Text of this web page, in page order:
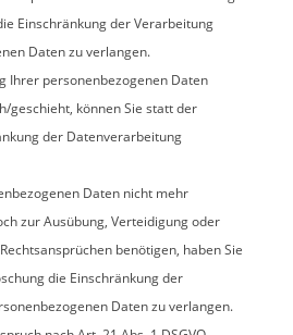
Einschränkung der Verarbeitung
Daten zu verlangen.
Ihrer personenbezogenen Daten
geschieht, können Sie statt der
der Datenverarbeitung
Daten nicht mehr
zur Ausübung, Verteidigung oder
benötigen, haben Sie
die Einschränkung der
Daten zu verlangen.